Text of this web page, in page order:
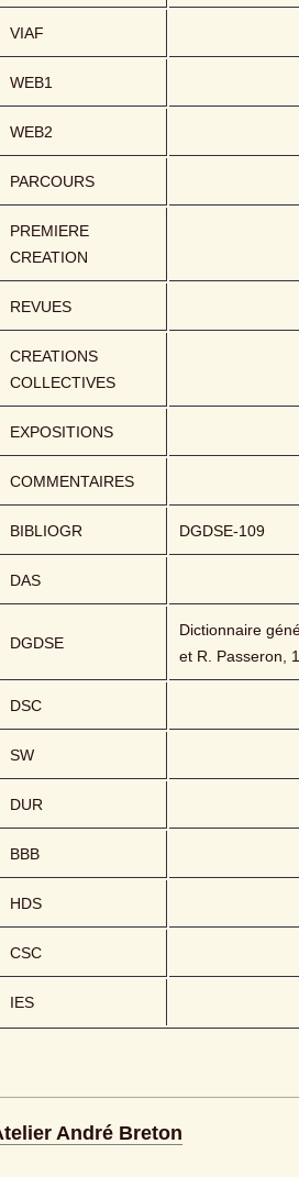
VIAF
WEB1
WEB2
PARCOURS
PREMIERE
CREATION
REVUES
CREATIONS
COLLECTIVES
EXPOSITIONS
COMMENTAIRES
BIBLIOGR DGDSE-109
DAS
DGDSE
Dictionnaire
et R. Passeron,
DSC
SW
DUR
BBB
HDS
CSC
IES
André Breton